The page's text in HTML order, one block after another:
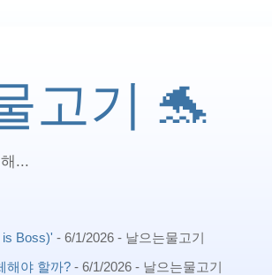
고기 🐬
...
Boss)' - 6/1/2026 - 날으는물고기
해야 할까? - 6/1/2026 - 날으는물고기